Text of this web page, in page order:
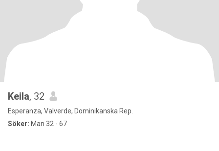
Keila, 32
Esperanza, Valverde, Dominikanska Rep.
Söker: Man 32 - 67